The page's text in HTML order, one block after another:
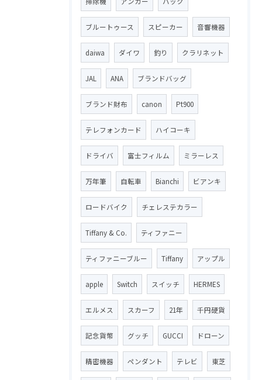
ブルートゥース スピーカー 音響機器
daiwa ダイワ 釣り クラリネット
JAL ANA ブランドバッグ
ブランド財布 canon Pt900
テレフォンカード ハイコーキ
ドライバ 富士フィルム ミラーレス
万年筆 自転車 Bianchi ビアンキ
ロードバイク チェレステカラー
Tiffany & Co. ティファニー
ティファニーブルー Tiffany アップル
apple Switch スイッチ HERMES
エルメス スカーフ 21年 千円硬貨
記念貨幣 グッチ GUCCI ドローン
精密機器 ペンダント テレビ 東芝